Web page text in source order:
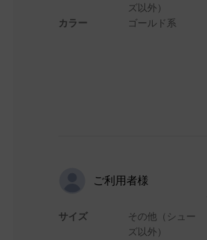
カラー
ズ以外）
ゴールド系
ご利用者様
サイズ
その他（シュー
ズ以外）